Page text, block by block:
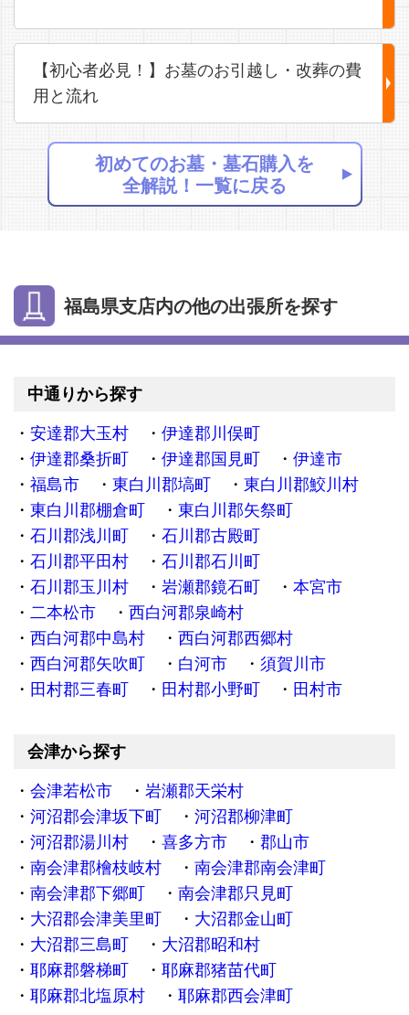
【初心者必見！】お墓のお引越し・改葬の費
用と流れ
初めてのお墓・墓石購入を
全解説！一覧に戻る
福島県支店内の他の出張所を探す
中通りから探す
安達郡大玉村
伊達郡川俣町
伊達郡桑折町
伊達郡国見町
伊達市
福島市
東白川郡塙町
東白川郡鮫川村
東白川郡棚倉町
東白川郡矢祭町
石川郡浅川町
石川郡古殿町
石川郡平田村
石川郡石川町
石川郡玉川村
岩瀬郡鏡石町
本宮市
二本松市
西白河郡泉崎村
西白河郡中島村
西白河郡西郷村
西白河郡矢吹町
白河市
須賀川市
田村郡三春町
田村郡小野町 田村市
会津から探す
会津若松市
岩瀬郡天栄村
河沼郡会津坂下町
河沼郡柳津町
河沼郡湯川村
喜多方市
郡山市
南会津郡檜枝岐村
南会津郡南会津町
南会津郡下郷町
南会津郡只見町
大沼郡会津美里町
大沼郡金山町
大沼郡三島町
大沼郡昭和村
耶麻郡磐梯町
耶麻郡猪苗代町
耶麻郡北塩原村
耶麻郡西会津町